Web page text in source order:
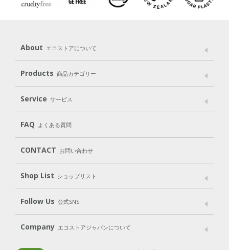
About エコストアについて
メッセージ ブランドストーリー
パッケージへのこだわり
動物実験をしない
Products 商品カテゴリー
Laundry
Cleaning Baby Kids
Body（ボディ） Hair（ヘア） Oral care（オーラルケア）
Goods （グッズ）
Gift set
Service サービス
FAQ よくある質問
CONTACT お問い合わせ
Shop List ショップリスト
Shop List
Follow Us 公式SNS
LINE＠ Instagram Facebook
Company エコストアジャパンについて